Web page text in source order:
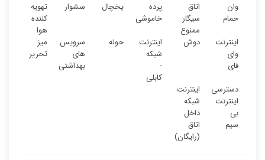
وان
حمام
اتاق
سیگار
ممنوع
پرده
خاموشی
یخچال سشوار
تهویه
کننده
هوا
اینترنت
وای
فای
دوش
اینترنت
شبکه
-
کابلی
حوله
سرویس
های
بهداشتی
میز
تحریر
دسترسی
اینترنت
بی
سیم
اینترنت
شبکه
داخل
اتاق
(رایگان)